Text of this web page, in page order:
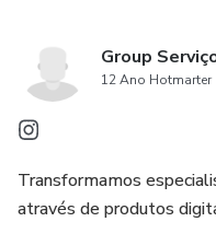
Já na primeira semana,
seus conteúdos e fechar
método.
Group
12 Ano Hotmarter
Transformamos
através de produtos